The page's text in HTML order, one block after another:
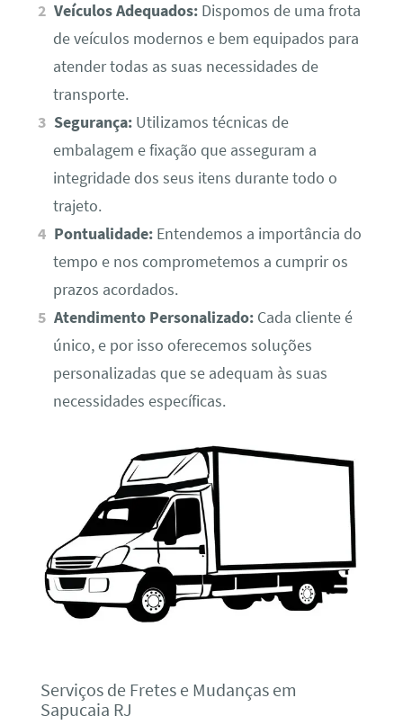
Veículos Adequados: Dispomos de uma frota
de veículos modernos e bem equipados para
atender todas as suas necessidades de
transporte.
Segurança: Utilizamos técnicas de
embalagem e fixação que asseguram a
integridade dos seus itens durante todo o
trajeto.
Pontualidade: Entendemos a importância do
tempo e nos comprometemos a cumprir os
prazos acordados.
Atendimento Personalizado: Cada cliente é
único, e por isso oferecemos soluções
personalizadas que se adequam às suas
necessidades específicas.
Serviços de Fretes e Mudanças em
Sapucaia RJ